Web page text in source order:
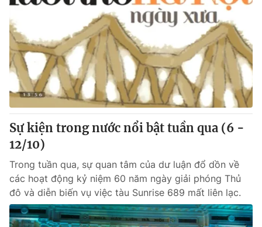
Tin tức
Thế giới đó đây
Câu chuyện quốc tế
Kinh tế
Tài chính
Thị trường
Góc doanh nghiệp
Dữ liệu và đời sống
Truyền hình
Phim VTV
Hậu trường
Nhân vật
Khán giả
Giải trí
Điện ảnh
Âm nhạc
Sao
Đời sống
Du lịch
Giáo dục
Sự kiện trong nước nổi bật tuần qua (6 -
12/10)
Trong tuần qua, sự quan tâm của dư luận đổ dồn về
các hoạt động kỷ niệm 60 năm ngày giải phóng Thủ
đô và diễn biến vụ việc tàu Sunrise 689 mất liên lạc.